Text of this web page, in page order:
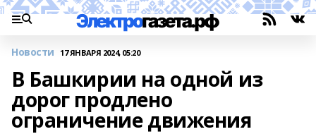
Новости 17 ЯНВАРЯ 2024, 05:20
В Башкирии на одной из
дорог продлено
ограничение движения